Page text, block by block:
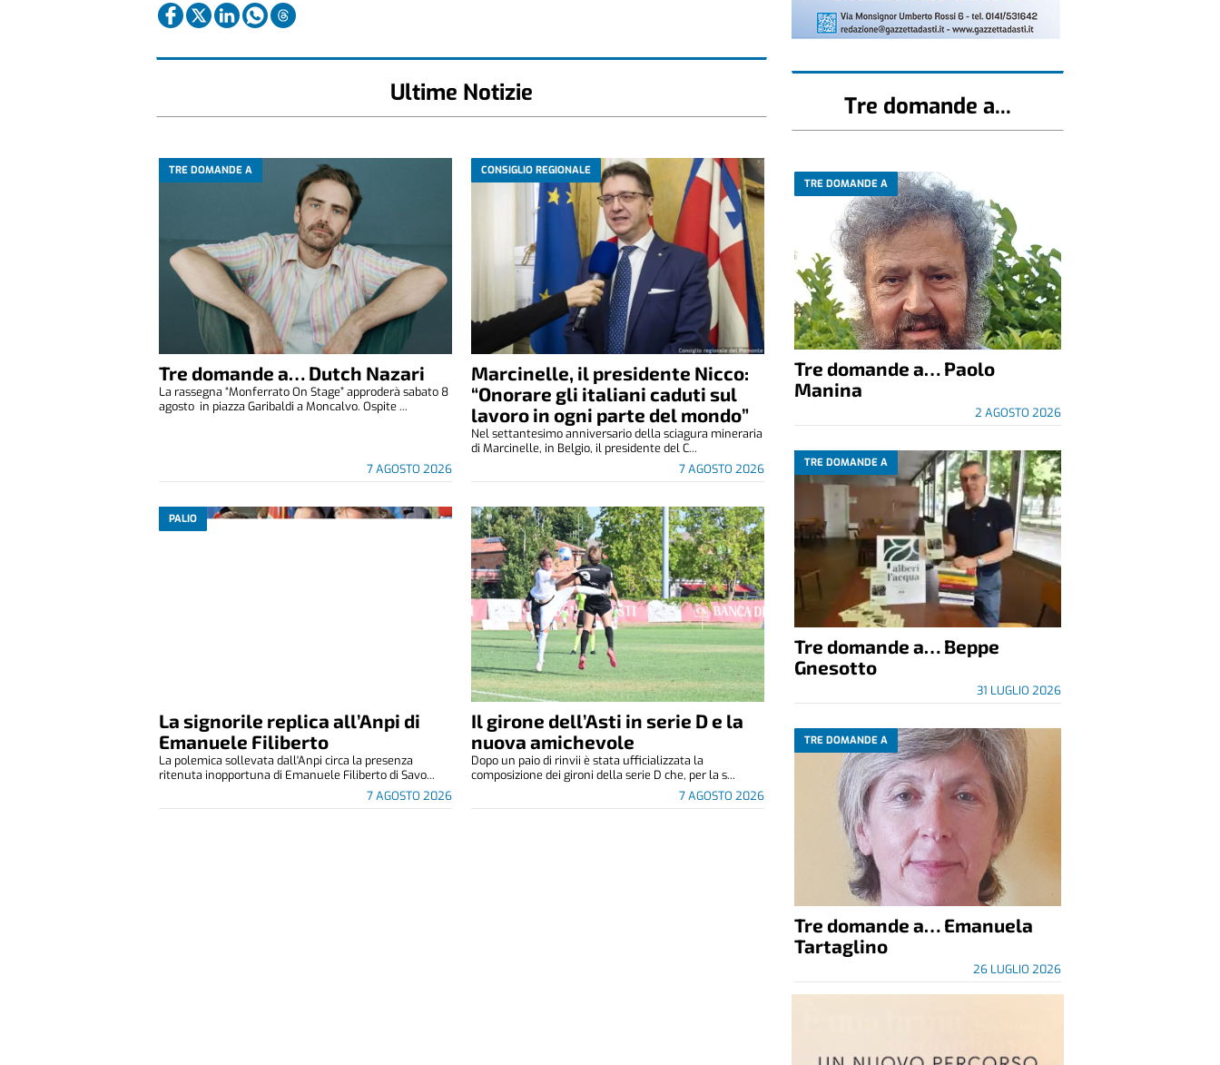
Ultime Notizie
TRE DOMANDE A
Tre domande a… Dutch Nazari
7 AGOSTO 2026
La rassegna “Monferrato On Stage” approderà sabato 8
agosto in piazza Garibaldi a Moncalvo. Ospite ...
CONSIGLIO REGIONALE
Marcinelle, il presidente Nicco:
“Onorare gli italiani caduti sul
lavoro in ogni parte del mondo”
7 AGOSTO 2026
Nel settantesimo anniversario della sciagura mineraria
di Marcinelle, in Belgio, il presidente del C...
PALIO
La signorile replica all’Anpi di
Emanuele Filiberto
7 AGOSTO 2026
La polemica sollevata dall'Anpi circa la presenza
ritenuta inopportuna di Emanuele Filiberto di Savo...
Il girone dell’Asti in serie D e la
nuova amichevole
7 AGOSTO 2026
Dopo un paio di rinvii è stata ufficializzata la
composizione dei gironi della serie D che, per la s...
Tre domande a...
TRE DOMANDE A
Tre domande a… Paolo
Manina
2 AGOSTO 2026
TRE DOMANDE A
Tre domande a… Beppe
Gnesotto
31 LUGLIO 2026
TRE DOMANDE A
Tre domande a… Emanuela
Tartaglino
26 LUGLIO 2026